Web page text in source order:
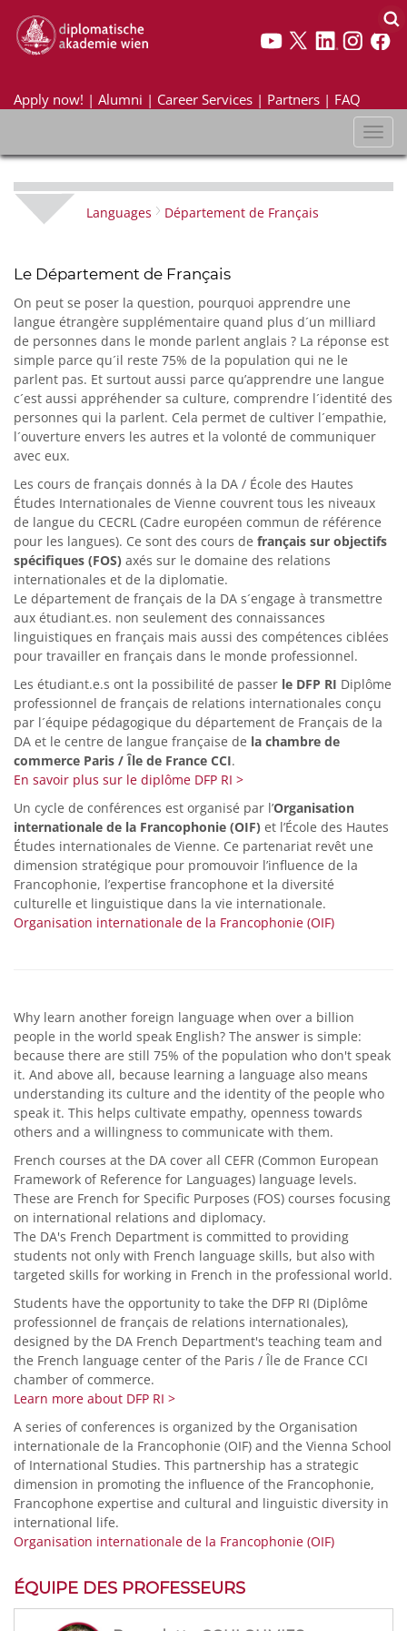
Apply now! | Alumni | Career Services | Partners | FAQ
Toggle
Languages Département de Français
Le Département de Français
On peut se poser la question, pourquoi apprendre une
langue étrangère supplémentaire quand plus d´un milliard
de personnes dans le monde parlent anglais ? La réponse est
simple parce qu´il reste 75% de la population qui ne le
parlent pas. Et surtout aussi parce qu’apprendre une langue
c´est aussi appréhender sa culture, comprendre l´identité des
personnes qui la parlent. Cela permet de cultiver l´empathie,
l´ouverture envers les autres et la volonté de communiquer
avec eux.
Les cours de français donnés à la DA / École des Hautes
Études Internationales de Vienne couvrent tous les niveaux
de langue du CECRL (Cadre européen commun de référence
pour les langues). Ce sont des cours de français sur objectifs
spécifiques (FOS) axés sur le domaine des relations
internationales et de la diplomatie.
Le département de français de la DA s´engage à transmettre
aux étudiant.es. non seulement des connaissances
linguistiques en français mais aussi des compétences ciblées
pour travailler en français dans le monde professionnel.
Les étudiant.e.s ont la possibilité de passer le DFP RI Diplôme
professionnel de français de relations internationales conçu
par l´équipe pédagogique du département de Français de la
DA et le centre de langue française de la chambre de
commerce Paris / Île de France CCI.
En savoir plus sur le diplôme DFP RI >
Un cycle de conférences est organisé par l’Organisation
internationale de la Francophonie (OIF) et l’École des Hautes
Études internationales de Vienne. Ce partenariat revêt une
dimension stratégique pour promouvoir l’influence de la
Francophonie, l’expertise francophone et la diversité
culturelle et linguistique dans la vie internationale.
Organisation internationale de la Francophonie (OIF)
Why learn another foreign language when over a billion
people in the world speak English? The answer is simple:
because there are still 75% of the population who don't speak
it. And above all, because learning a language also means
understanding its culture and the identity of the people who
speak it. This helps cultivate empathy, openness towards
others and a willingness to communicate with them.
French courses at the DA cover all CEFR (Common European
Framework of Reference for Languages) language levels.
These are French for Specific Purposes (FOS) courses focusing
on international relations and diplomacy.
The DA's French Department is committed to providing
students not only with French language skills, but also with
targeted skills for working in French in the professional world.
Students have the opportunity to take the DFP RI (Diplôme
professionnel de français de relations internationales),
designed by the DA French Department's teaching team and
the French language center of the Paris / Île de France CCI
chamber of commerce.
Learn more about DFP RI >
A series of conferences is organized by the Organisation
internationale de la Francophonie (OIF) and the Vienna School
of International Studies. This partnership has a strategic
dimension in promoting the influence of the Francophonie,
Francophone expertise and cultural and linguistic diversity in
international life.
Organisation internationale de la Francophonie (OIF)
ÉQUIPE DES PROFESSEURS